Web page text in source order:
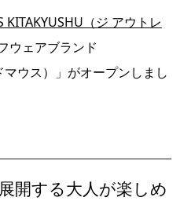
KITAKYUSHU（ジ アウトレ
ウェアブランド
マウス）」がオープンしまし
開する大人が楽しめ